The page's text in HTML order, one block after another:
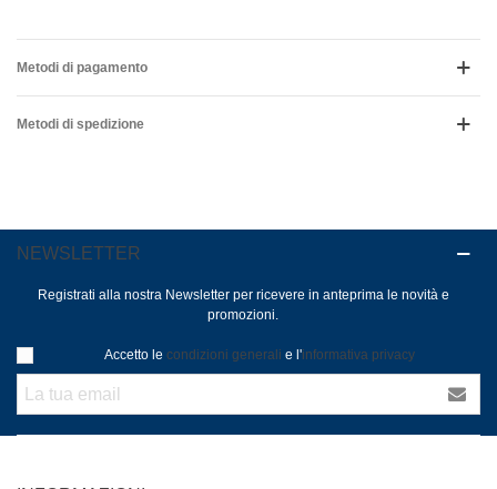
Metodi di pagamento
Metodi di spedizione
NEWSLETTER
Registrati alla nostra Newsletter per ricevere in anteprima le novità e
promozioni.
Accetto le condizioni generali e l'informativa privacy